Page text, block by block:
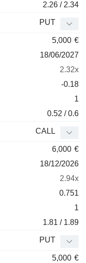
2.26 / 2.34
PUT
5,000 €
18/06/2027
2.32x
-0.18
1
0.52 / 0.6
CALL
6,000 €
18/12/2026
2.94x
0.751
1
1.81 / 1.89
PUT
5,000 €